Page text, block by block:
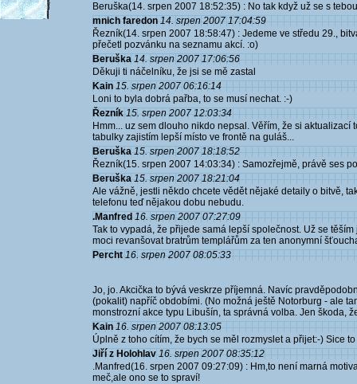
Beruška(14. srpen 2007 18:52:35) : No tak když už se s
mnich faredon 14. srpen 2007 17:04:59
Řezník(14. srpen 2007 18:58:47) : Jedeme ve středu 29.,
přečetl pozvánku na seznamu akcí. :o)
Beruška 14. srpen 2007 17:06:56
Děkuji ti náčelníku, že jsi se mě zastal
Kain 15. srpen 2007 06:16:14
Loni to byla dobrá pařba, to se musí nechat. :-)
Řezník 15. srpen 2007 12:03:34
Hmm... uz sem dlouho nikdo nepsal. Věřím, že si
tabulky zajistím lepší místo ve frontě na guláš...
Beruška 15. srpen 2007 18:18:52
Řezník(15. srpen 2007 14:03:34) : Samozřejmě, právě ses
Beruška 15. srpen 2007 18:21:04
Ale vážně, jestli někdo chcete vědět nějaké detaily o bitvě,
telefonu teď nějakou dobu nebudu.
.Manfred 16. srpen 2007 07:27:09
Tak to vypadá, že přijede samá lepší společnost. Už se
moci revanšovat bratrům templářům za ten anonymní
Percht 16. srpen 2007 08:05:33
Jo, jo. Akcička to bývá veskrze příjemná. Navíc
(pokalit) napříč obdobími. (No možná ještě Notorburg - ale
monstrozní akce typu Libušín, ta správná volba. Jen škoda,
Kain 16. srpen 2007 08:13:05
Úplně z toho cítím, že bych se měl rozmyslet a přijet:-) Sice
Jiří z Holohlav 16. srpen 2007 08:35:12
.Manfred(16. srpen 2007 09:27:09) : Hm,to není marná
meč,ale ono se to spraví!